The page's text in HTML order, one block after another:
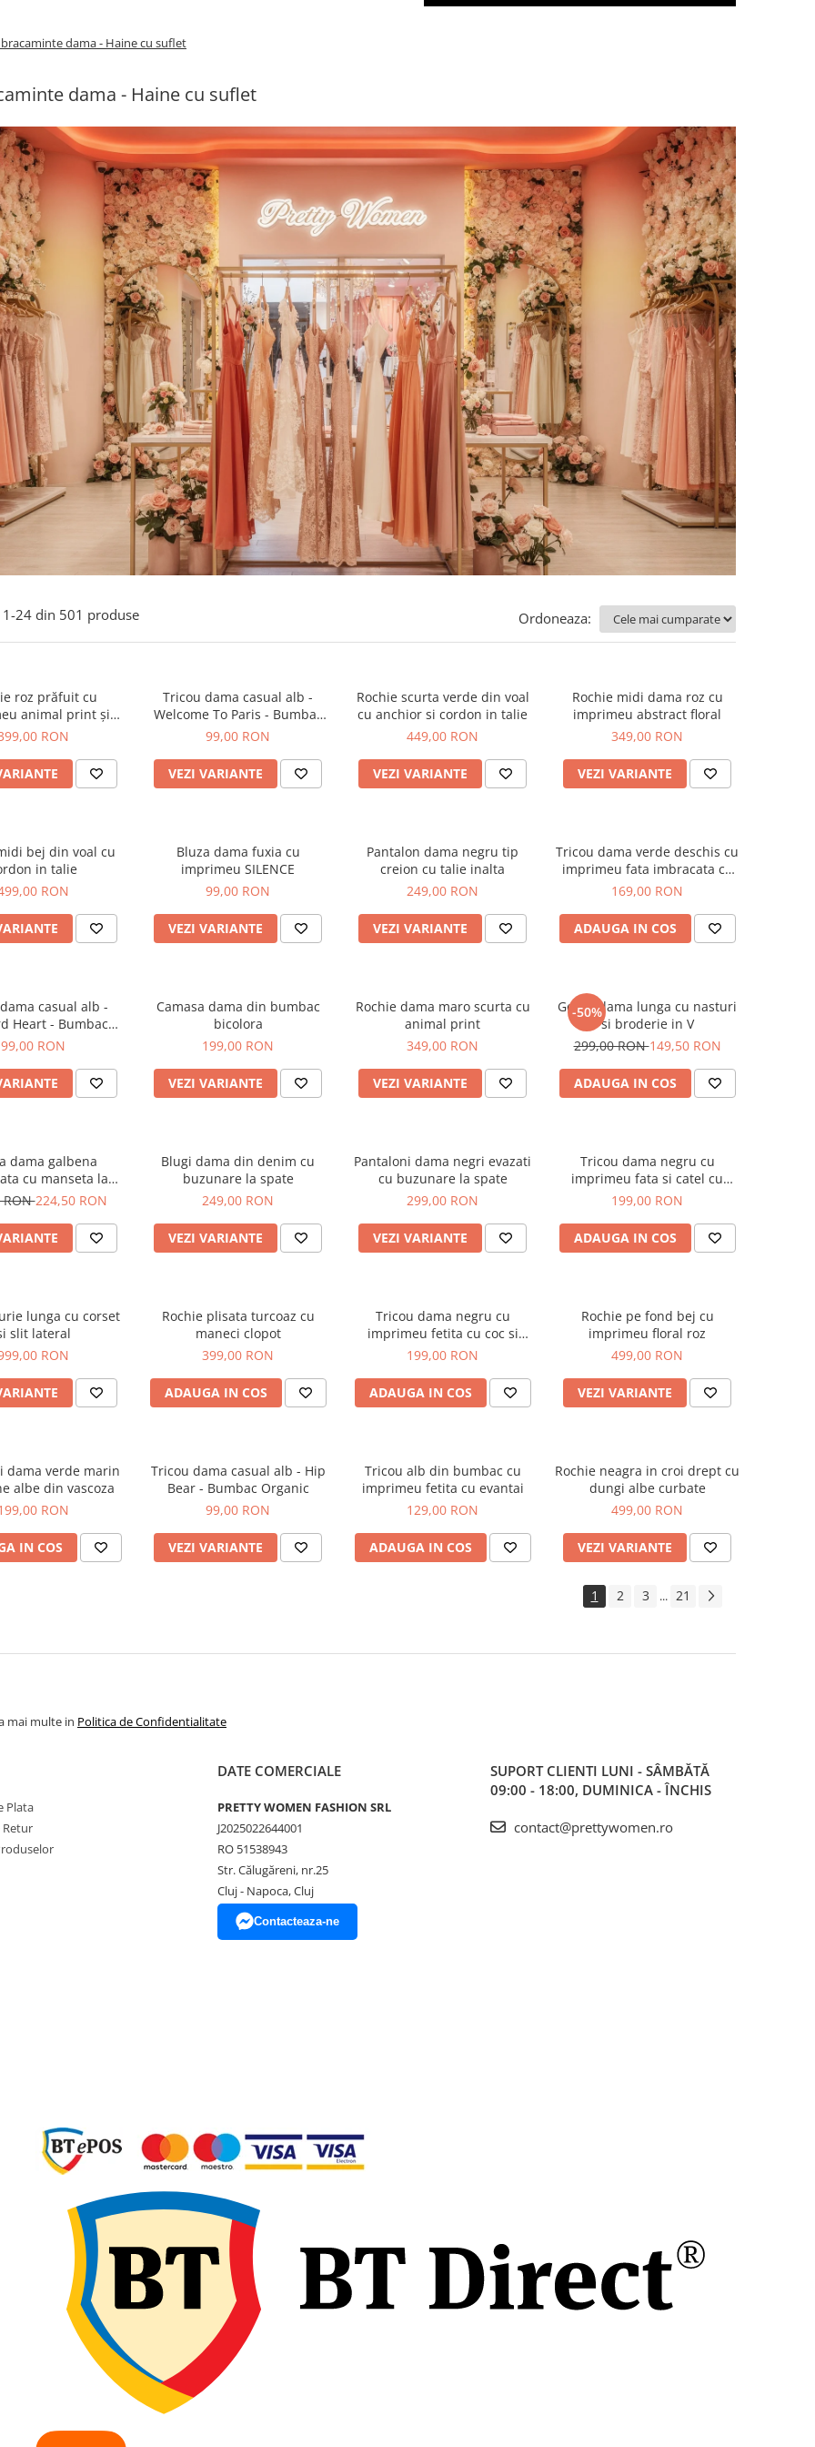
dama - Haine cu suflet
dama - Haine cu suflet
1-24 din 501 produse Ordoneaza:
roz prăfuit cu
animal print și
cureaRON
Tricou dama casual alb -
Welcome To Paris - Bumbac
Organic
99,00 RON
VEZI VARIANTE
Rochie scurta verde din voal
cu anchior si cordon in talie
449,00 RON
VEZI VARIANTE
Rochie midi dama roz cu
imprimeu abstract floral
349,00 RON
VEZI VARIANTE
bej din voal cu
in talie
RON
Bluza dama fuxia cu
imprimeu SILENCE
99,00 RON
VEZI VARIANTE
Pantalon dama negru tip
creion cu talie inalta
249,00 RON
VEZI VARIANTE
Tricou dama verde deschis cu
imprimeu fata imbracata cu
alb si inghetata in mana
169,00 RON
ADAUGA IN COS
casual alb -
Heart - Bumbac
Organic
99,00 RON
Camasa dama din bumbac
bicolora
199,00 RON
VEZI VARIANTE
Rochie dama maro scurta cu
animal print
349,00 RON
VEZI VARIANTE
-50%
Geaca dama lunga cu nasturi
si broderie in V
299,00 RON149,50 RON
ADAUGA IN COS
dama galbena
cu manseta la
si elastic in talie
RON224,50 RON
Blugi dama din denim cu
buzunare la spate
249,00 RON
VEZI VARIANTE
Pantaloni dama negri evazati
cu buzunare la spate
299,00 RON
VEZI VARIANTE
Tricou dama negru cu
imprimeu fata si catel cu
ochelari
199,00 RON
ADAUGA IN COS
lunga cu corset
slit lateral
RON
Rochie plisata turcoaz cu
maneci clopot
399,00 RON
ADAUGA IN COS
Tricou dama negru cu
imprimeu fetita cu coc si
ochelari albastrii
199,00 RON
ADAUGA IN COS
Rochie pe fond bej cu
imprimeu floral roz
499,00 RON
VEZI VARIANTE
dama verde marin
albe din vascoza
RON
IN COS
Tricou dama casual alb - Hip
Bear - Bumbac Organic
99,00 RON
VEZI VARIANTE
Tricou alb din bumbac cu
imprimeu fetita cu evantai
129,00 RON
ADAUGA IN COS
Rochie neagra in croi drept cu
dungi albe curbate
499,00 RON
VEZI VARIANTE
1 2 3 ... 21
mai multe in Politica de Confidentialitate
Plata
Retur
DATE COMERCIALE
PRETTY WOMEN FASHION SRL
J2025022644001
RO 51538943
Str. Călugăreni, nr.25
Cluj - Napoca, Cluj
Contacteaza-ne
SUPORT CLIENTI LUNI - SÂMBĂTĂ
09:00 - 18:00, DUMINICA - ÎNCHIS
contact@prettywomen.ro